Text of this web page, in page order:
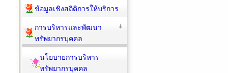
ข้อมูลเชิงสถิติการให้บริการ
การบริหารและพัฒนา
ทรัพยากรบุคคล
นโยบายการบริหาร
ทรัพยากรบุคคล